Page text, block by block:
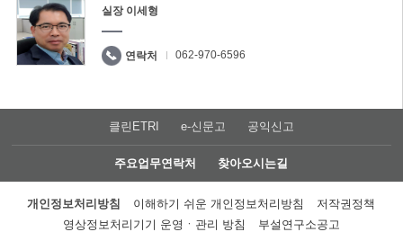
실장 이세형
연락처 062-970-6596
클린ETRI e-신문고 공익신고
주요업무연락처 찾아오시는길
개인정보처리방침 이해하기 쉬운 개인정보처리방침
저작권정책
영상정보처리기기 운영ㆍ관리 방침
부설연구소공고